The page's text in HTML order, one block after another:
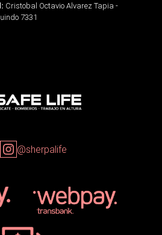
Cristobal Octavio Alvarez Tapia -
7331
@sherpalife